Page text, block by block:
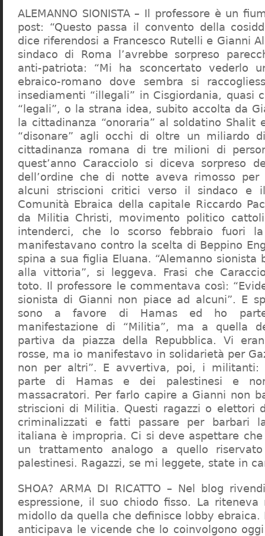
ALEMANNO SIONISTA – Il professore è un
post: “Questo passa il convento della
dice riferendosi a Francesco Rutelli e Gianni
sindaco di Roma l’avrebbe sorpreso
anti-patriota: “Mi ha sconcertato vederlo
ebraico-romano dove sembra si
insediamenti “illegali” in Cisgiordania, quasi
“legali”, o la strana idea, subito accolta da
la cittadinanza “onoraria” al soldatino Shalit
“disonare” agli occhi di oltre un miliardo
cittadinanza romana di tre milioni di
quest’anno Caracciolo si diceva sorpreso
dell’ordine che di notte aveva rimosso
alcuni striscioni critici verso il sindaco e
Comunità Ebraica della capitale Riccardo
da Militia Christi, movimento politico
intenderci, che lo scorso febbraio fuori
manifestavano contro la scelta di Beppino
spina a sua figlia Eluana. “Alemanno sionista
alla vittoria”, si leggeva. Frasi che
toto. Il professore le commentava così:
sionista di Gianni non piace ad alcuni”. E
sono a favore di Hamas ed ho
manifestazione di “Militia”, ma a quella
partiva da piazza della Repubblica. Vi
rosse, ma io manifestavo in solidarietà per
non per altri”. E avvertiva, poi, i militanti:
parte di Hamas e dei palestinesi e
massacratori. Per farlo capire a Gianni non
striscioni di Militia. Questi ragazzi o elettori
criminalizzati e fatti passare per barbari
italiana è impropria. Ci si deve aspettare
un trattamento analogo a quello
palestinesi. Ragazzi, se mi leggete, state in
SHOA? ARMA DI RICATTO – Nel blog
espressione, il suo chiodo fisso. La
midollo da quella che definisce lobby ebraica.
anticipava le vicende che lo coinvolgono